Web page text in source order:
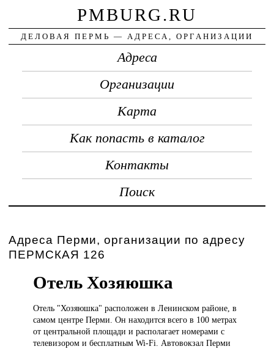
PMBURG.RU
ДЕЛОВАЯ ПЕРМЬ — АДРЕСА, ОРГАНИЗАЦИИ
Адреса
Организации
Карта
Как попасть в каталог
Контакты
Поиск
Адреса Перми, организации по адресу
ПЕРМСКАЯ 126
Отель Хозяюшка
Отель "Хозяюшка"расположен в Ленинском районе, в
самом центре Перми. Он находится всего в 100 метрах
от центральной площади и располагает номерами с
телевизором и бесплатным Wi-Fi. Автовокзал Перми